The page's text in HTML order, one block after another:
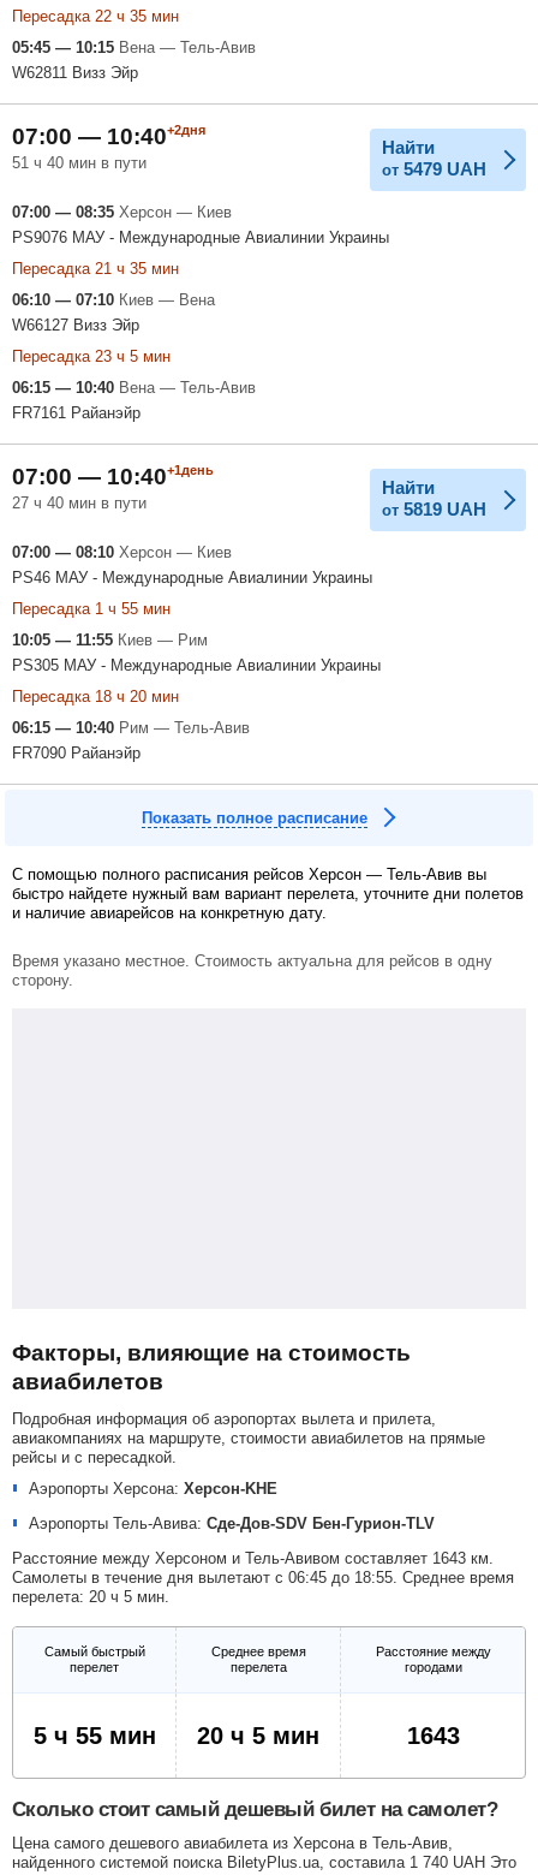
Пересадка 22 ч 35 мин
05:45 — 10:15 Вена — Тель-Авив
W62811 Визз Эйр
07:00 — 10:40+2дня
51 ч 40 мин в пути
Найти
от 5479 UAH
07:00 — 08:35 Херсон — Киев
PS9076 МАУ - Международные Авиалинии Украины
Пересадка 21 ч 35 мин
06:10 — 07:10 Киев — Вена
W66127 Визз Эйр
Пересадка 23 ч 5 мин
06:15 — 10:40 Вена — Тель-Авив
FR7161 Райанэйр
07:00 — 10:40+1день
27 ч 40 мин в пути
Найти
от 5819 UAH
07:00 — 08:10 Херсон — Киев
PS46 МАУ - Международные Авиалинии Украины
Пересадка 1 ч 55 мин
10:05 — 11:55 Киев — Рим
PS305 МАУ - Международные Авиалинии Украины
Пересадка 18 ч 20 мин
06:15 — 10:40 Рим — Тель-Авив
FR7090 Райанэйр
Показать полное расписание
С помощью полного расписания рейсов Херсон — Тель-Авив вы
быстро найдете нужный вам вариант перелета, уточните дни полетов
и наличие авиарейсов на конкретную дату.
Время указано местное. Стоимость актуальна для рейсов в одну
сторону.
Факторы, влияющие на стоимость
авиабилетов
Подробная информация об аэропортах вылета и прилета,
авиакомпаниях на маршруте, стоимости авиабилетов на прямые
рейсы и с пересадкой.
Аэропорты Херсона: Херсон-KHE
Аэропорты Тель-Авива: Сде-Дов-SDV Бен-Гурион-TLV
Расстояние между Херсоном и Тель-Авивом составляет 1643 км.
Самолеты в течение дня вылетают с 06:45 до 18:55. Среднее время
перелета: 20 ч 5 мин.
Самый быстрый
перелет
Среднее время
перелета
Расстояние между
городами
5 ч 55 мин 20 ч 5 мин 1643
Сколько стоит самый дешевый билет на самолет?
Цена самого дешевого авиабилета из Херсона в Тель-Авив,
найденного системой поиска BiletyPlus.ua, составила 1 740 UAH Это